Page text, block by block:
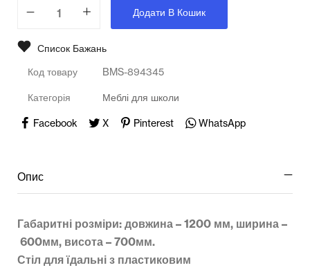
Всі товари
Підкатегорії відсутні.
Додати В Кошик
Список Бажань
Код товару BMS-894345
Категорія Меблі для школи
Facebook X Pinterest WhatsApp
Опис
Габаритні розміри: довжина – 1200 мм, ширина –
600мм, висота – 700мм.
Стіл для їдальні з пластиковим